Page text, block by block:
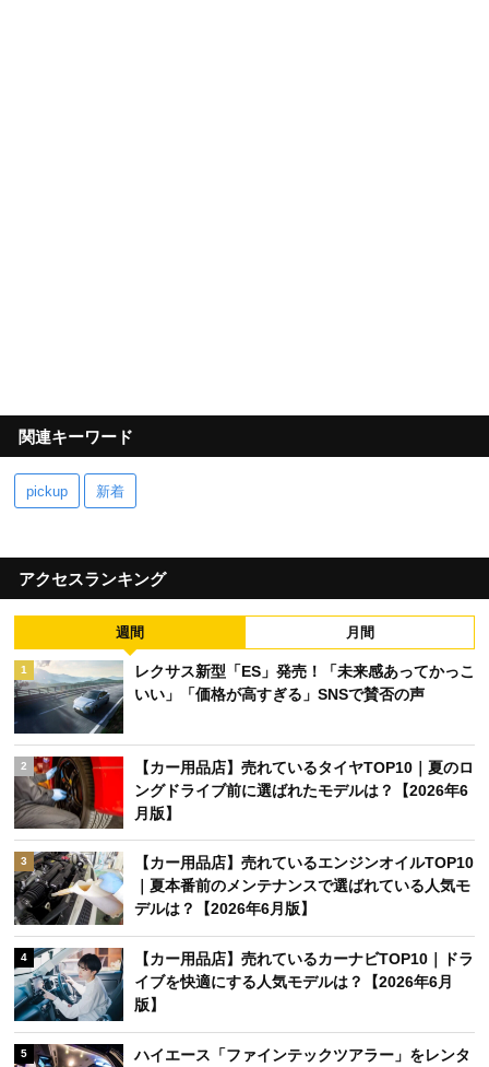
関連キーワード
pickup 新着
アクセスランキング
週間 月間
1
レクサス新型「ES」発売！「未来感あってかっこ
いい」「価格が高すぎる」SNSで賛否の声
2
【カー用品店】売れているタイヤTOP10｜夏のロ
ングドライブ前に選ばれたモデルは？【2026年6
月版】
3
【カー用品店】売れているエンジンオイルTOP10
｜夏本番前のメンテナンスで選ばれている人気モ
デルは？【2026年6月版】
4
【カー用品店】売れているカーナビTOP10｜ドラ
イブを快適にする人気モデルは？【2026年6月
版】
5 ハイエース「ファインテックツアラー」をレンタ